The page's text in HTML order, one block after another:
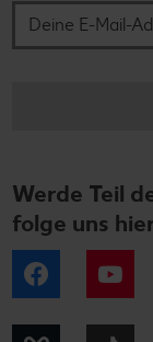
Werde Teil
folge uns
Facebook